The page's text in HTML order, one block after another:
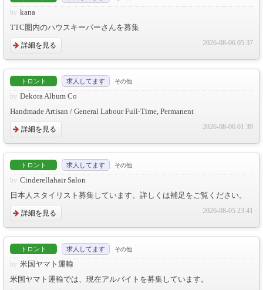
kana
TTC圏内のハウスキーパーさんを募集
詳細を見る 2026-08-06 05:37
トロント 求人してます その他
Dekora Album Co
Handmade Artisan / General Labour Full-Time, Permanent
詳細を見る 2026-08-06 01:39
トロント 求人してます その他
Cinderellahair Salon
日本人スタイリスト募集しています。詳しくは補足をご覧ください。
詳細を見る 2026-08-05 23:41
トロント 求人してます その他
米国ヤマト運輸
米国ヤマト運輸では、現在アルバイトを募集しています。